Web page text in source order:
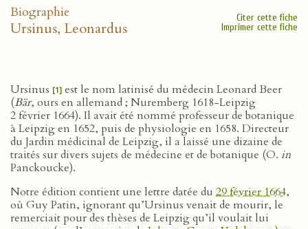
Biographie
Ursinus, Leonardus
Citer cette fiche
Imprimer cette fiche
Ursinus [1] est le nom latinisé du médecin Leonard Beer
(Bär, ours en allemand ; Nuremberg 1618-Leipzig
2 février 1664). Il avait été nommé professeur de botanique
à Leipzig en 1652, puis de physiologie en 1658. Directeur
du Jardin médicinal de Leipzig, il a laissé une dizaine de
traités sur divers sujets de médecine et de botanique (O. in
Panckoucke).
Notre édition contient une lettre datée du 29 février 1664,
où Guy Patin, ignorant qu’Ursinus venait de mourir, le
remerciait pour des thèses de Leipzig qu’il voulait lui